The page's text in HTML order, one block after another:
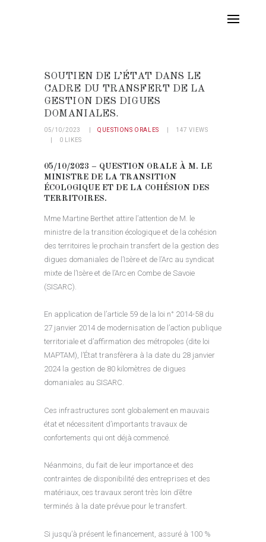
SOUTIEN DE L’ÉTAT DANS LE
CADRE DU TRANSFERT DE LA
GESTION DES DIGUES
DOMANIALES.
05/10/2023 QUESTIONS ORALES 147 VIEWS
0
LIKES
05/10/2023 – QUESTION ORALE À M. LE
MINISTRE DE LA TRANSITION
ÉCOLOGIQUE ET DE LA COHÉSION DES
TERRITOIRES.
Mme Martine Berthet attire l’attention de M. le
ministre de la transition écologique et de la cohésion
des territoires le prochain transfert de la gestion des
digues domaniales de l’Isère et de l’Arc au syndicat
mixte de l’Isère et de l’Arc en Combe de Savoie
(SISARC).
En application de l’article 59 de la loi n° 2014-58 du
27 janvier 2014 de modernisation de l’action publique
territoriale et d’affirmation des métropoles (dite loi
MAPTAM), l’État transfèrera à la date du 28 janvier
2024 la gestion de 80 kilomètres de digues
domaniales au SISARC.
Ces infrastructures sont globalement en mauvais
état et nécessitent d’importants travaux de
confortements qui ont déjà commencé.
Néanmoins, du fait de leur importance et des
contraintes de disponibilité des entreprises et des
matériaux, ces travaux seront très loin d’être
terminés à la date prévue pour le transfert.
Si jusqu’à présent le financement, assuré à 100 %